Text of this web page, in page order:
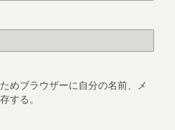
めブラウザーに自分の名前、メ
する。